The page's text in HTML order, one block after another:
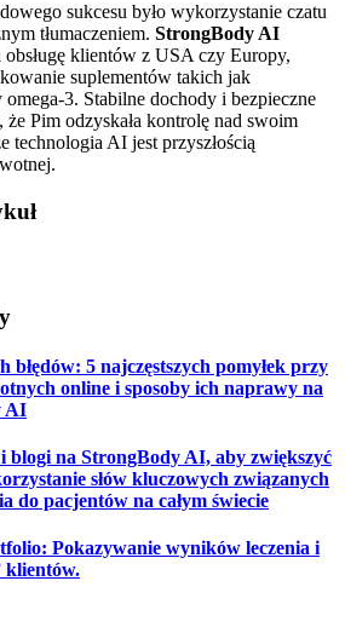
sukcesu było wykorzystanie czatu
tłumaczeniem. StrongBody AI
klientów z USA czy Europy,
suplementów takich jak
3. Stabilne dochody i bezpieczne
że Pim odzyskała kontrolę nad swoim
technologia AI jest przyszłością
błędów: 5 najczęstszych pomyłek przy
online i sposoby ich naprawy na
AI
blogi na StrongBody AI, aby zwiększyć
słów kluczowych związanych
do pacjentów na całym świecie
Pokazywanie wyników leczenia i
klientów.